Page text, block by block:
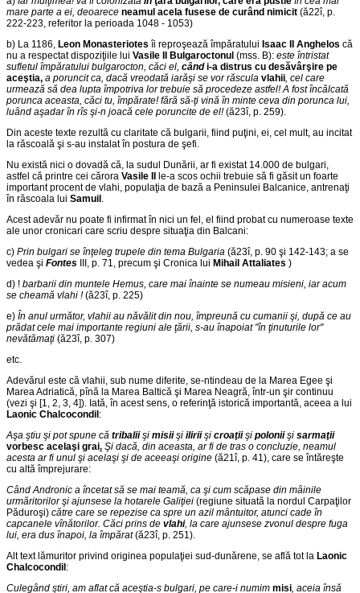
mare parte a ei, deoarece neamul acela fusese de curând nimicit (ă22î, p.
222-223, referitor la perioada 1048 - 1053)
b) La 1186, Leon Monasteriotes îi reproşează împăratului Isaac II Anghelos că
nu a respectat dispoziţiile lui Vasile II Bulgaroctonul (mss. B): este întristat
sufletul împăratului bulgarocton, căci el, cândi-a distrus cu desăvârşire pe
aceştia, a poruncit ca, dacă vreodată iarăşi se vor răscula vlahii, cel care
urmează să dea lupta împotriva lor trebuie să procedeze astfel! A fost încălcată
porunca aceasta, căci tu, împărate! fără să-ţi vină în minte ceva din porunca lui,
luând aşadar în rîs şi-n joacă cele poruncite de el!(ă23î, p. 259).
Din aceste texte rezultă cu claritate că bulgarii, fiind puţini, ei, cel mult, au incitat
la răscoală şi s-au instalat în postura de şefi.
Nu există nici o dovadă că, la sudul Dunării, ar fi existat 14.000 de bulgari,
astfel că printre cei cărora Vasile II
le-a scos ochii trebuie să fi găsit un foarte
important procent de vlahi, populaţia de bază a Peninsulei Balcanice, antrenaţi
în răscoala lui Samuil .
Acest adevăr nu poate fi infirmat în nici un fel, el fiind probat cu numeroase texte
ale unor cronicari care scriu despre situaţia din Balcani:
c) Prin bulgari se înţeleg trupele din tema Bulgaria (ă23î, p. 90 şi 142-143; a se
vedea şi Fontes III, p. 71, precum şi Cronica lui Mihail Attaliates )
d) ! barbarii din muntele Hemus, care mai înainte se numeau misieni, iar acum
se cheamă vlahi !(ă23î, p. 225)
e) În anul următor, vlahii au năvălit din nou, împreună cu cumanii şi, după ce au
prădat cele mai importante regiuni ale ţării, s-au înapoiat "în ţinuturile lor"
nevătămaţi (ă23î, p. 307)
etc.
Adevărul este că vlahii, sub nume diferite, se-ntindeau de la Marea Egee şi
Marea Adriatică, pînă la Marea Baltică şi Marea Neagră, într-un şir continuu
(vezi şi [1, 2, 3, 4]). Iată, în acest sens, o referinţă istorică importantă, aceea a lui
Laonic Chalcocondil :
Aşa ştiu şi pot spune că tribaliişi misiişi iliriişi croaţiişi poloniişi sarmaţii
vorbesc acelaşi grai. Şi dacă, din aceasta, ar fi de tras o concluzie, neamul
acesta ar fi unul şi acelaşi şi de aceeaşi origine (ă21î, p. 41), care se întăreşte
cu altă împrejurare:
Când Andronic a încetat să se mai teamă, ca şi cum scăpase din mâinile
urmăritorilor şi ajunsese la hotarele Galiţiei (regiune situată la nordul Carpaţilor
Păduroşi) către care se repezise ca spre un azil mântuitor, atunci cade în
capcanele vînătorilor. Căci prins de vlahi, la care ajunsese zvonul despre fuga
lui, era dus înapoi, la împărat(ă23î, p. 251).
Alt text lămuritor privind originea populaţiei sud-dunărene, se află tot la Laonic
Chalcocondil :
Culegând ştiri, am aflat că aceştia-s bulgari, pe care-i numim misi, aceia însă